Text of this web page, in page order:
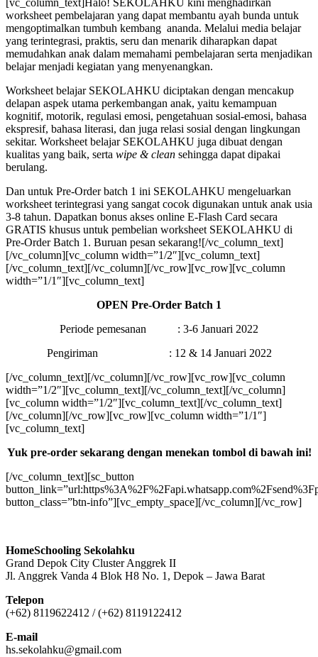
[vc_column_text]Halo! SEKOLAHKU kini menghadirkan
worksheet pembelajaran yang dapat membantu ayah bunda untuk
mengoptimalkan tumbuh kembang ananda. Melalui media belajar
yang terintegrasi, praktis, seru dan menarik diharapkan dapat
memudahkan anak dalam memahami pembelajaran serta menjadikan
belajar menjadi kegiatan yang menyenangkan.
Worksheet belajar SEKOLAHKU diciptakan dengan mencakup
delapan aspek utama perkembangan anak, yaitu kemampuan
kognitif, motorik, regulasi emosi, pengetahuan sosial-emosi, bahasa
ekspresif, bahasa literasi, dan juga relasi sosial dengan lingkungan
sekitar. Worksheet belajar SEKOLAHKU juga dibuat dengan
kualitas yang baik, serta wipe & clean sehingga dapat dipakai
berulang.
Dan untuk Pre-Order batch 1 ini SEKOLAHKU mengeluarkan
worksheet terintegrasi yang sangat cocok digunakan untuk anak usia
3-8 tahun. Dapatkan bonus akses online E-Flash Card secara
GRATIS khusus untuk pembelian worksheet SEKOLAHKU di
Pre-Order Batch 1. Buruan pesan sekarang![/vc_column_text]
[/vc_column][vc_column width=”1/2″][vc_column_text]
[/vc_column_text][/vc_column][/vc_row][vc_row][vc_column
width=”1/1″][vc_column_text]
OPEN Pre-Order Batch 1
Periode pemesanan : 3-6 Januari 2022
Pengiriman : 12 & 14 Januari 2022
[/vc_column_text][/vc_column][/vc_row][vc_row][vc_column
width=”1/2″][vc_column_text][/vc_column_text][/vc_column]
[vc_column width=”1/2″][vc_column_text][/vc_column_text]
[/vc_column][/vc_row][vc_row][vc_column width=”1/1″]
[vc_column_text]
Yuk pre-order sekarang dengan menekan tombol di bawah ini!
[/vc_column_text][sc_button
button_class=”btn-info”][vc_empty_space][/vc_column][/vc_row]
HomeSchooling Sekolahku
Grand Depok City Cluster Anggrek II
Jl. Anggrek Vanda 4 Blok H8 No. 1, Depok – Jawa Barat
Telepon
(+62) 8119622412 / (+62) 8119122412
E-mail
hs.sekolahku@gmail.com